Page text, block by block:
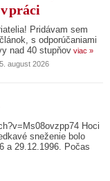
práci
Pridávam sem
s odporúčaniami
nad 40 stupňov viac »
, 5. august 2026
Hoci
sneženie bolo
a 29.12.1996. Počas